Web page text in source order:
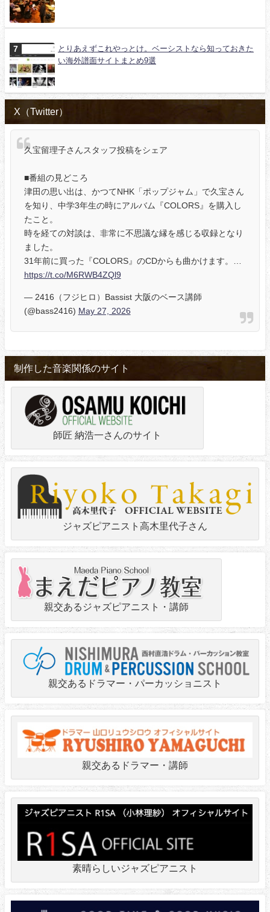
とりあえずこれやっとけ。ベーシストなら知っておきた
い海外譜面サイトまとめ9選
X（Twitter）
久宝留理子さんスタッフ投稿をシェア
■番組の見どころ
津田の思い出は、かつてNHK「ポップジャム」で久宝さん
を知り、中学3年生の時にアルバム『COLORS』を購入し
たこと。
時を経ての対談は、非常に不思議な縁を感じる収録となり
ました。
31年前に買った『COLORS』のCDからも曲かけます。…
https://t.co/M6RWB4ZQl9
— 2416（フジヒロ）Bassist 大阪のベース講師
(@bass2416) May 27, 2026
制作した音楽関係のサイト
師匠 納浩一さんのサイト
ジャズピアニスト高木里代子さん
親交あるジャズピアニスト・講師
親交あるドラマー・パーカッショニスト
親交あるドラマー・講師
素晴らしいジャズピアニスト